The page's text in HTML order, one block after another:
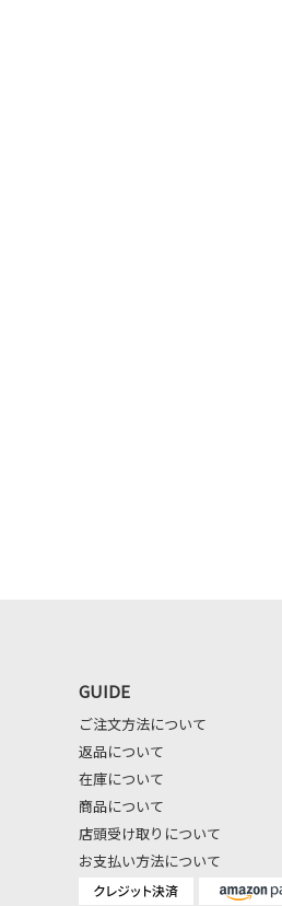
GUIDE
ご注文方法について
返品について
在庫について
商品について
店頭受け取りについて
お支払い方法について